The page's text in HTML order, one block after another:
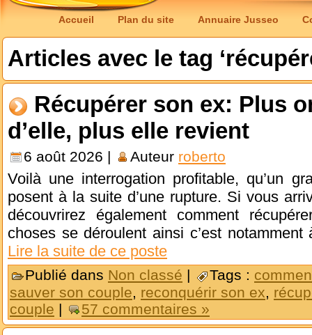
Accueil Plan du site Annuaire Jusseo
Articles avec le tag
Récupérer son ex: Plus
d’elle, plus elle revient
6 août 2026 | Auteur roberto
Voilà une interrogation profitable, qu’un
posent à la suite d’une rupture. Si vous
découvrirez également comment
choses se déroulent ainsi c’est
Lire la suite de ce poste
Publié dans Non classé | Tags :
sauver son couple, reconquérir son ex,
couple | 57 commentaires »